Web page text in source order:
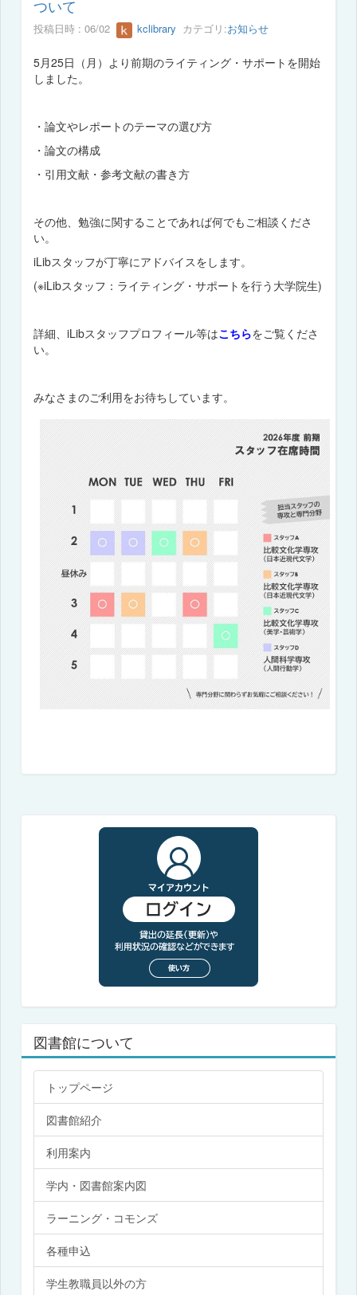
ついて
投稿日時 : 06/02 kclibrary カテゴリ:お知らせ
5月25日（月）より前期のライティング・サポートを開始
しました。
・論文やレポートのテーマの選び方
・論文の構成
・引用文献・参考文献の書き方
その他、勉強に関することであれば何でもご相談くださ
い。
iLibスタッフが丁寧にアドバイスをします。
(※iLibスタッフ：ライティング・サポートを行う大学院生)
詳細、iLibスタッフプロフィール等はこちらをご覧くださ
い。
みなさまのご利用をお待ちしています。
図書館について
トップページ
図書館紹介
利用案内
学内・図書館案内図
ラーニング・コモンズ
各種申込
学生教職員以外の方